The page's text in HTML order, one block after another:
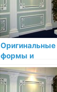
Оригинальные
формы и
орнаменты в
рококо и
декоративной